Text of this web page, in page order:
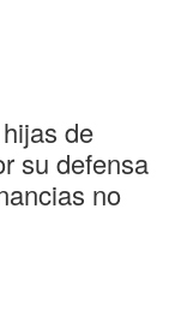
de
su defensa
no